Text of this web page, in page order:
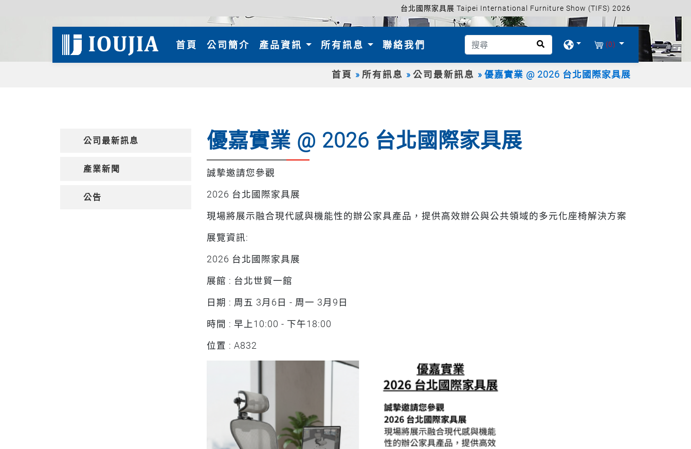
台北國際家具展 Taipei International Furniture Show (TIFS) 2026
首頁 (current)
公司簡介 產品資訊 所有訊息 聯絡我們 (0)
首頁 所有訊息 公司最新訊息 優嘉實業 @ 2026 台北國際家具展
公司最新訊息
產業新聞
公告
優嘉實業 @ 2026 台北國際家具展
誠摯邀請您參觀
2026 台北國際家具展
現場將展示融合現代感與機能性的辦公家具產品，提供高效辦公與公共領域的多元化座椅解決方案
展覽資訊:
2026 台北國際家具展
展館 : 台北世貿一館
日期 : 周五 3月6日 - 周一 3月9日
時間 : 早上10:00 - 下午18:00
位置 : A832